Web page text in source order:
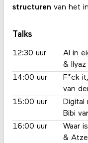
structuren van het
Talks
12:30 uur
AI in
& Ilyaz
14:00 uur
F*ck
van
15:00 uur
Digital
Bibi
16:00 uur
Waar
&